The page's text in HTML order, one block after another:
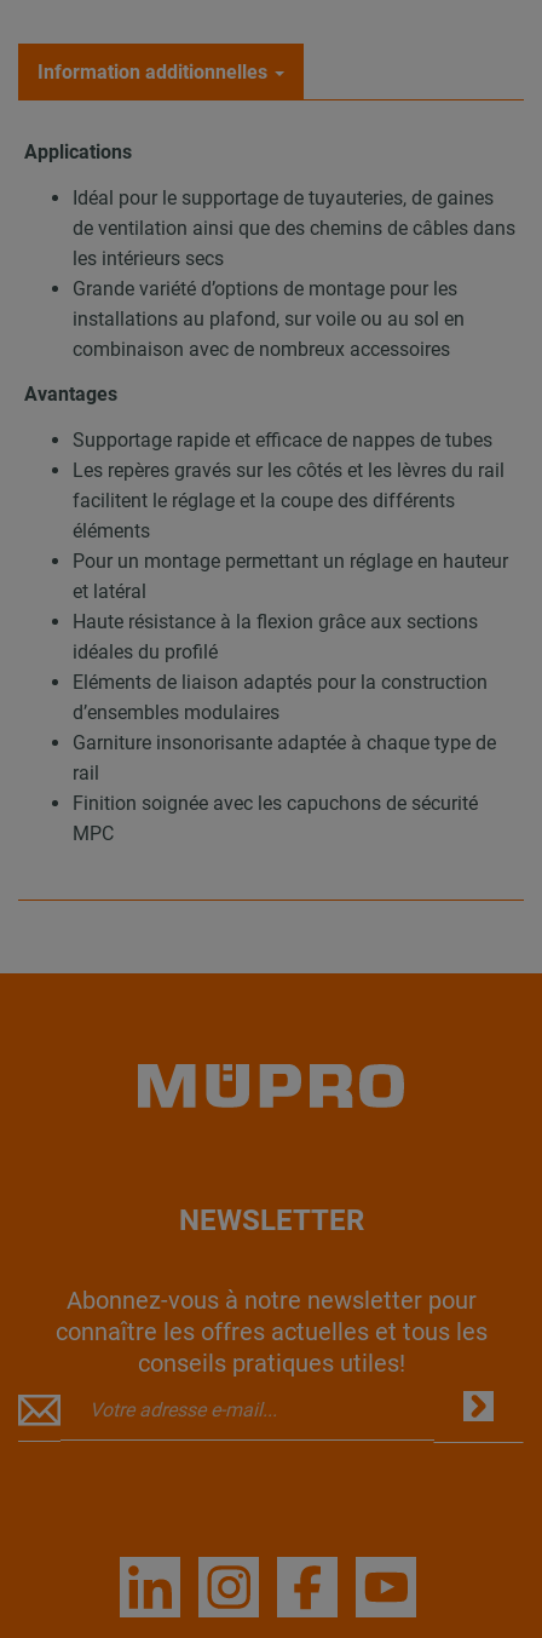
Information additionnelles
Applications
Idéal pour le supportage de tuyauteries, de gaines
de ventilation ainsi que des chemins de câbles dans
les intérieurs secs
Grande variété d’options de montage pour les
installations au plafond, sur voile ou au sol en
combinaison avec de nombreux accessoires
Avantages
Supportage rapide et efficace de nappes de tubes
Les repères gravés sur les côtés et les lèvres du rail
facilitent le réglage et la coupe des différents
éléments
Pour un montage permettant un réglage en hauteur
et latéral
Haute résistance à la flexion grâce aux sections
idéales du profilé
Eléments de liaison adaptés pour la construction
d’ensembles modulaires
Garniture insonorisante adaptée à chaque type de
rail
Finition soignée avec les capuchons de sécurité
MPC
NEWSLETTER
Abonnez-vous à notre newsletter pour
connaître les offres actuelles et tous les
conseils pratiques utiles!